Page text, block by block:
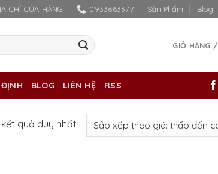
CHỈ CỬA HÀNG 0933663377 Sản Phẩm Blog
GIỎ HÀNG /
ĐỊNH BLOG LIÊN HỆ RSS
kết quả duy nhất